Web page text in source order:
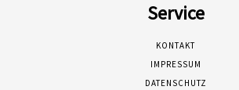
Service
KONTAKT
IMPRESSUM
DATENSCHUTZ